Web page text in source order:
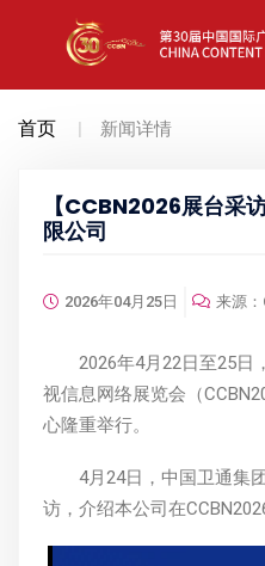
首页 新闻详情
【CCBN2026展台采
限公司
2026年04月25日 来源：
2026年4月22日至25日
视信息网络展览会（
心隆重举行。
4月24日，中国卫通集团
访，介绍本公司在